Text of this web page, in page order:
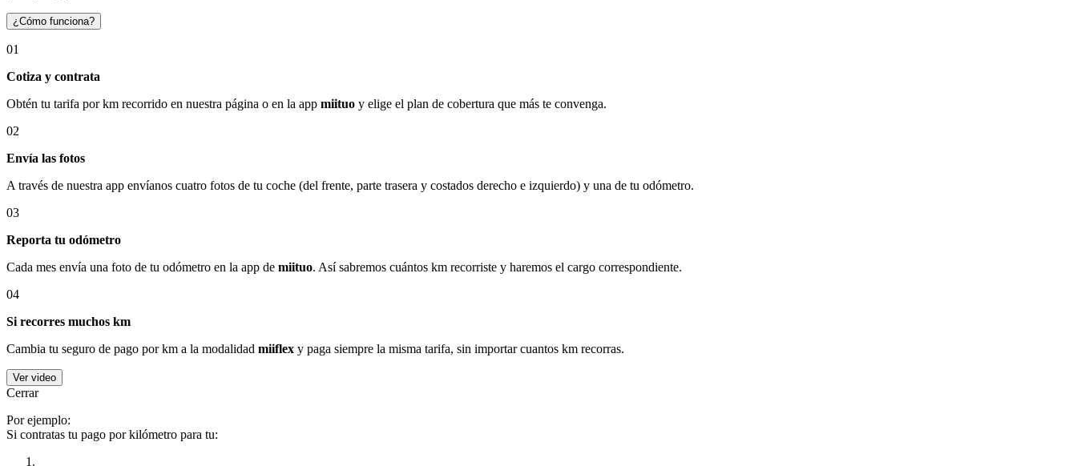
¿Cómo funciona?
01
Cotiza y contrata
Obtén tu tarifa por km recorrido en nuestra página o en la app miituo y elige el plan de cobertura que más te convenga.
02
Envía las fotos
A través de nuestra app envíanos cuatro fotos de tu coche (del frente, parte trasera y costados derecho e izquierdo) y una de tu odómetro.
03
Reporta tu odómetro
Cada mes envía una foto de tu odómetro en la app de miituo. Así sabremos cuántos km recorriste y haremos el cargo correspondiente.
04
Si recorres muchos km
Cambia tu seguro de pago por km a la modalidad miiflex y paga siempre la misma tarifa, sin importar cuantos km recorras.
Ver video
Cerrar
Por ejemplo:
Si contratas tu pago por kilómetro para tu: